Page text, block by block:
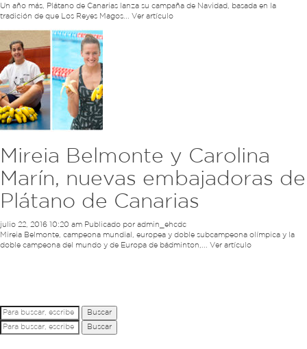
Un año más, Plátano de Canarias lanza su campaña de Navidad, basada en la
tradición de que Los Reyes Magos... Ver artículo
Mireia Belmonte y Carolina
Marín, nuevas embajadoras de
Plátano de Canarias
julio 22, 2016 10:20 am Publicado por admin_ehcdc
Mireia Belmonte, campeona mundial, europea y doble subcampeona olímpica y la
doble campeona del mundo y de Europa de bádminton,... Ver artículo
Buscar
Buscar